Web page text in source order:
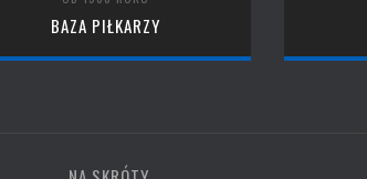
BAZA PIŁKARZY